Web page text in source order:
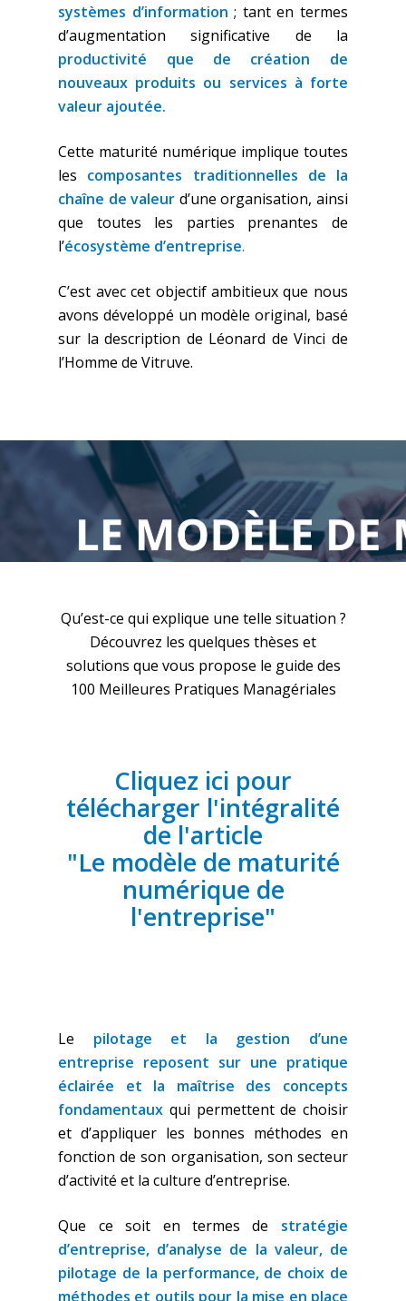
systèmes d’information ; tant en termes
d’augmentation significative de la
productivité que de création de
nouveaux produits ou services à forte
valeur ajoutée.
Cette maturité numérique implique toutes
les composantes traditionnelles de la
chaîne de valeur d’une organisation, ainsi
que toutes les parties prenantes de
l’écosystème d’entreprise.
C’est avec cet objectif ambitieux que nous
avons développé un modèle original, basé
sur la description de Léonard de Vinci de
l’Homme de Vitruve.
Qu’est-ce qui explique une telle situation ?
Découvrez les quelques thèses et
solutions que vous propose le guide des
100 Meilleures Pratiques Managériales
Cliquez ici pour
télécharger l'intégralité
de l'article
"Le modèle de maturité
numérique de
l'entreprise"
Le pilotage et la gestion d’une
entreprise reposent sur une pratique
éclairée et la maîtrise des concepts
fondamentaux qui permettent de choisir
et d’appliquer les bonnes méthodes en
fonction de son organisation, son secteur
d’activité et la culture d’entreprise.
Que ce soit en termes de stratégie
d’entreprise, d’analyse de la valeur, de
pilotage de la performance, de choix de
méthodes et outils pour la mise en place